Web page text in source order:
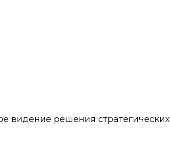
решения стратегических